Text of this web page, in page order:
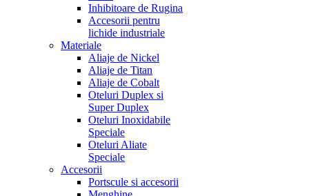
Inhibitoare de Rugina
Accesorii pentru
lichide industriale
Materiale
Aliaje de Nickel
Aliaje de Titan
Aliaje de Cobalt
Oteluri Duplex si
Super Duplex
Oteluri Inoxidabile
Speciale
Oteluri Aliate
Speciale
Accesorii
Portscule si accesorii